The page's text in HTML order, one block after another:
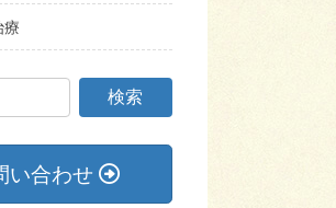
療
い合わせ